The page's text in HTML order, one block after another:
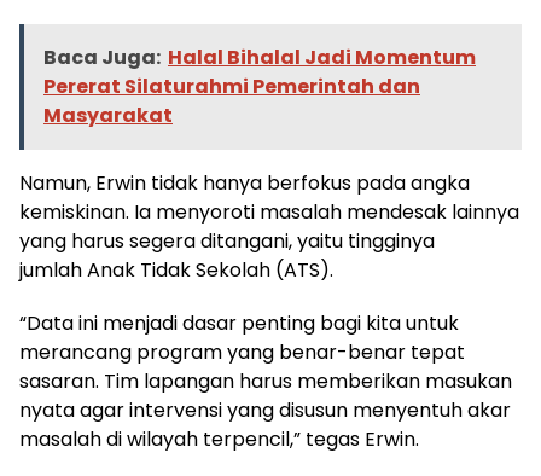
Baca Juga: Halal Bihalal Jadi Momentum
Pererat Silaturahmi Pemerintah dan
Masyarakat
Namun, Erwin tidak hanya berfokus pada angka
kemiskinan. Ia menyoroti masalah mendesak lainnya
yang harus segera ditangani, yaitu tingginya
jumlah Anak Tidak Sekolah (ATS).
“Data ini menjadi dasar penting bagi kita untuk
merancang program yang benar-benar tepat
sasaran. Tim lapangan harus memberikan masukan
nyata agar intervensi yang disusun menyentuh akar
masalah di wilayah terpencil,” tegas Erwin.